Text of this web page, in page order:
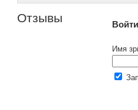
Отзывы
Имя